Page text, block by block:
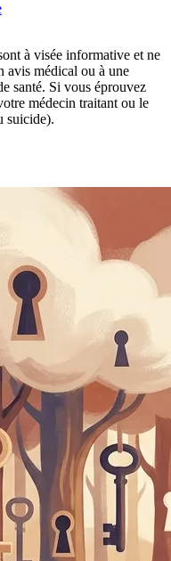
à visée informative et ne
avis médical ou à une
santé. Si vous éprouvez
médecin traitant ou le
suicide).